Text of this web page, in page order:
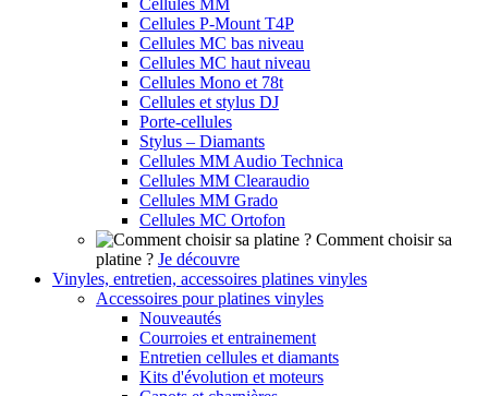
Cellules P-Mount T4P
Cellules MC bas niveau
Cellules MC haut niveau
Cellules Mono et 78t
Cellules et stylus DJ
Porte-cellules
Stylus – Diamants
Cellules MM Audio Technica
Cellules MM Clearaudio
Cellules MM Grado
Cellules MC Ortofon
Comment choisir sa
platine ? Je découvre
Vinyles, entretien, accessoires platines vinyles
Accessoires pour platines vinyles
Nouveautés
Courroies et entrainement
Entretien cellules et diamants
Kits d'évolution et moteurs